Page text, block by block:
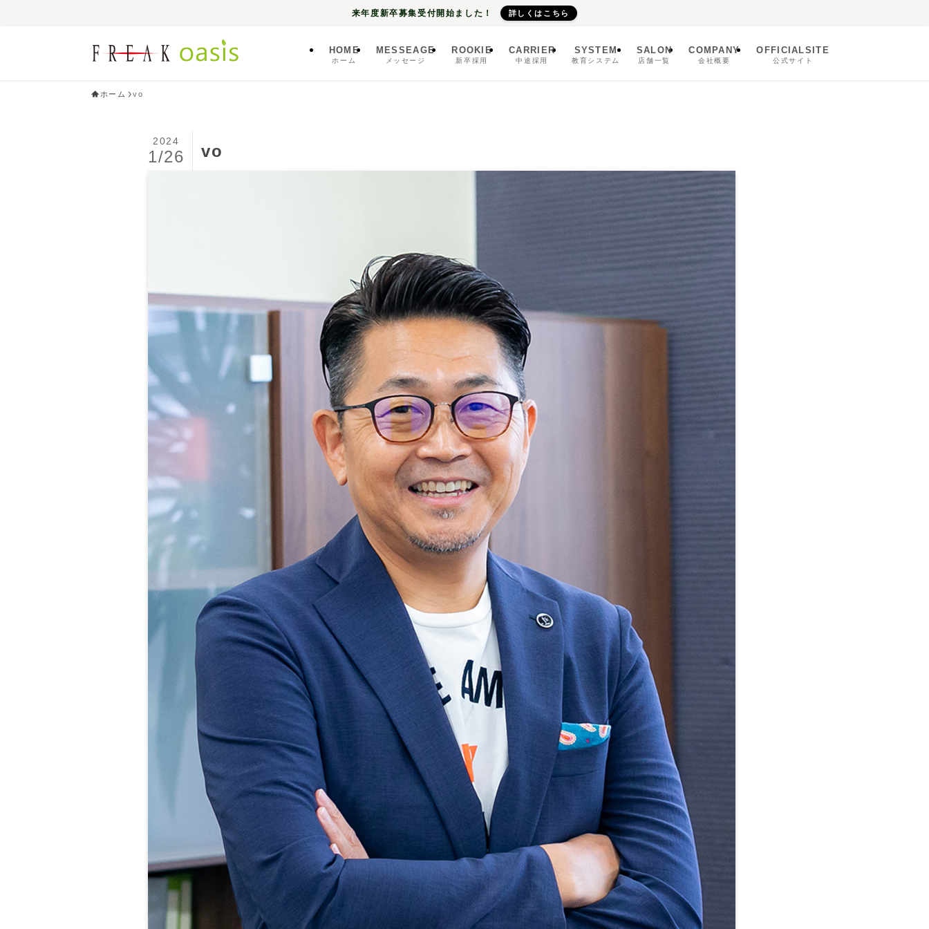
来年度新卒募集受付開始ました！ 詳しくはこちら
HOME
ホーム
MESSEAGE
メッセージ
ROOKIE
新卒採用
CARRIER
中途採用
SYSTEM
教育システム
SALON
店舗一覧
COMPANY
会社概要
OFFICIALSITE
公式サイト
ホーム vo
vo
2024
1/26